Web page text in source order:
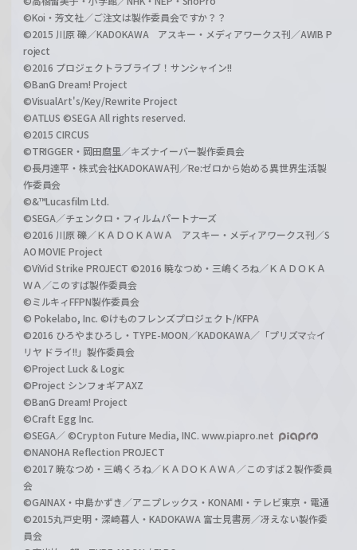
©Koi・芳文社／ご注文は製作委員会ですか？？
©2015 川原 礫／KADOKAWA アスキー・メディアワークス刊／AWIB P
roject
©2016 プロジェクトラブライブ！サンシャイン!!
©BanG Dream! Project
©VisualArt's/Key/Rewrite Project
©ATLUS ©SEGA All rights reserved.
©2015 CIRCUS
©TRIGGER・岡田麿里／キズナイーバー製作委員会
©長月達平・株式会社KADOKAWA刊／Re:ゼロから始める異世界生活製
作委員会
©&™Lucasfilm Ltd.
©SEGA／チェンクロ・フィルムパートナーズ
©2016 川原 礫／ＫＡＤＯＫＡＷＡ アスキー・メディアワークス刊／S
AO MOVIE Project
©ViVid Strike PROJECT ©2016 暁なつめ・三嶋くろね／ＫＡＤＯＫＡ
ＷＡ／このすば製作委員会
©ミルキィFFPN製作委員会
© Pokelabo, Inc. ©けものフレンズプロジェクト/KFPA
©2016 ひろやまひろし・TYPE-MOON／KADOKAWA／「プリズマ☆イ
リヤ ドライ!!」製作委員会
©Project Luck & Logic
©Project シンフォギアAXZ
©BanG Dream! Project
©Craft Egg Inc.
©SEGA／ ©Crypton Future Media, INC. www.piapro.net
©NANOHA Reflection PROJECT
©2017 暁なつめ・三嶋くろね／ＫＡＤＯＫＡＷＡ／このすば２製作委員
会
©GAINAX・中島かずき／アニプレックス・KONAMI・テレビ東京・電通
©2015丸戸史明・深崎暮人・KADOKAWA 富士見書房／冴えない製作委
員会